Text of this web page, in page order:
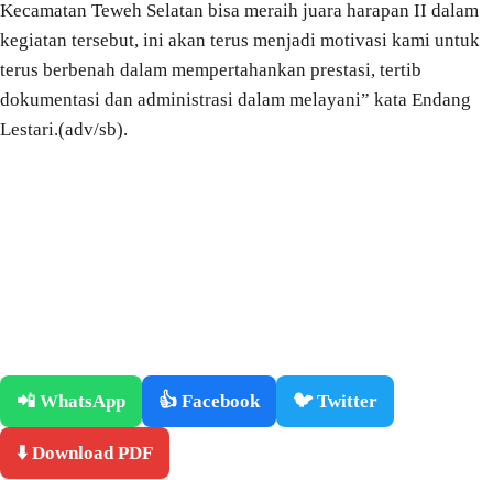
Kecamatan Teweh Selatan bisa meraih juara harapan II dalam
kegiatan tersebut, ini akan terus menjadi motivasi kami untuk
terus berbenah dalam mempertahankan prestasi, tertib
dokumentasi dan administrasi dalam melayani” kata Endang
Lestari.(adv/sb).
📲 WhatsApp 👍 Facebook 🐦 Twitter
⬇️ Download PDF